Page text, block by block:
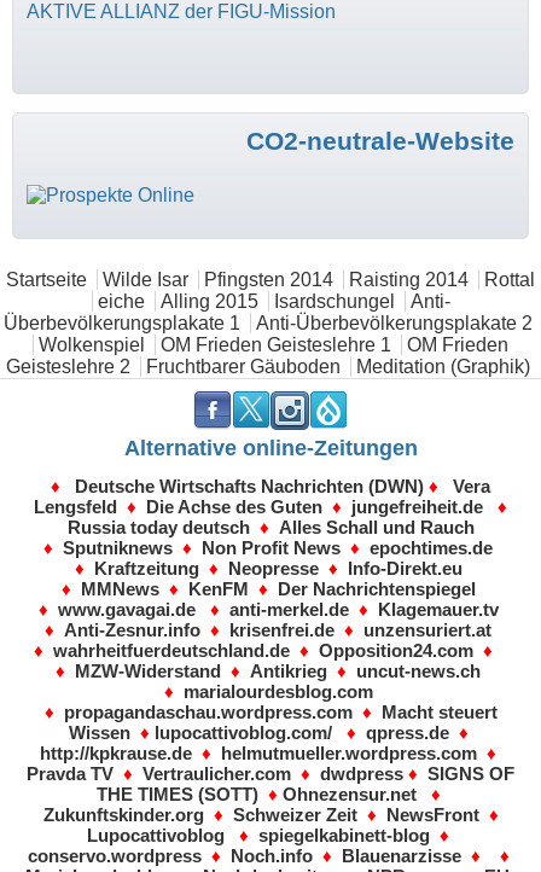
AKTIVE ALLIANZ der FIGU-Mission
CO2-neutrale-Website
Hauptmenü
Startseite Wilde Isar Pfingsten 2014 Raisting 2014
Rottal
eiche
Alling 2015 Isardschungel
Anti-
Überbevölkerungsplakate 1
Anti-Überbevölkerungsplakate 2
Wolkenspiel
OM Frieden Geisteslehre 1
OM Frieden
Geisteslehre 2
Fruchtbarer Gäuboden Meditation (Graphik)
. . . .
Alternative online-Zeitungen
♦ Deutsche Wirtschafts Nachrichten (DWN) ♦ Vera
Lengsfeld ♦ Die Achse des Guten ♦ jungefreiheit.de
♦
Russia today deutsch♦ Alles Schall und Rauch
♦ Sputniknews ♦ Non Profit News ♦ epochtimes.de
♦ Kraftzeitung♦ Neopresse♦ Info-Direkt.eu
♦ MMNews♦ KenFM ♦ Der Nachrichtenspiegel
♦ www.gavagai.de ♦ anti-merkel.de♦ Klagemauer.tv
♦ Anti-Zesnur.info ♦ krisenfrei.de ♦ unzensuriert.at
♦ wahrheitfuerdeutschland.de ♦ Opposition24.com ♦
♦ MZW-Widerstand ♦ Antikrieg ♦ uncut-news.ch
♦ marialourdesblog.com
♦ propagandaschau.wordpress.com ♦ Macht steuert
Wissen♦ lupocattivoblog.com/ ♦ qpress.de♦
http://kpkrause.de ♦ helmutmueller.wordpress.com ♦
Pravda TV ♦ Vertraulicher.com ♦ dwdpress ♦ SIGNS OF
THE TIMES (SOTT) ♦ Ohnezensur.net♦
Zukunftskinder.org♦ Schweizer Zeit♦ NewsFront♦
Lupocattivoblog ♦ spiegelkabinett-blog ♦
conservo.wordpress♦ Noch.info♦ Blauenarzisse♦ ♦